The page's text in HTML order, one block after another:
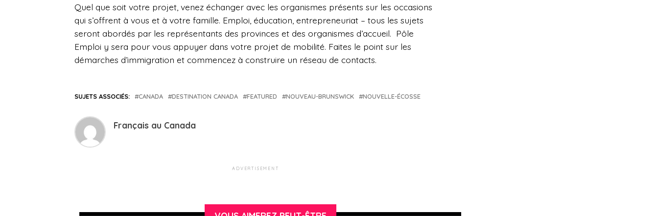
Quel que soit votre projet, venez échanger avec les organismes présents sur les occasions
qui s’offrent à vous et à votre famille. Emploi, éducation, entrepreneuriat – tous les sujets
seront abordés par les représentants des provinces et des organismes d’accueil. Pôle
Emploi y sera pour vous appuyer dans votre projet de mobilité. Faites le point sur les
démarches d’immigration et commencez à construire un réseau de contacts.
SUJETS ASSOCIÉS: CANADA DESTINATION CANADA FEATURED NOUVEAU-BRUNSWICK NOUVELLE-ÉCOSSE
Français au Canada
ADVERTISEMENT